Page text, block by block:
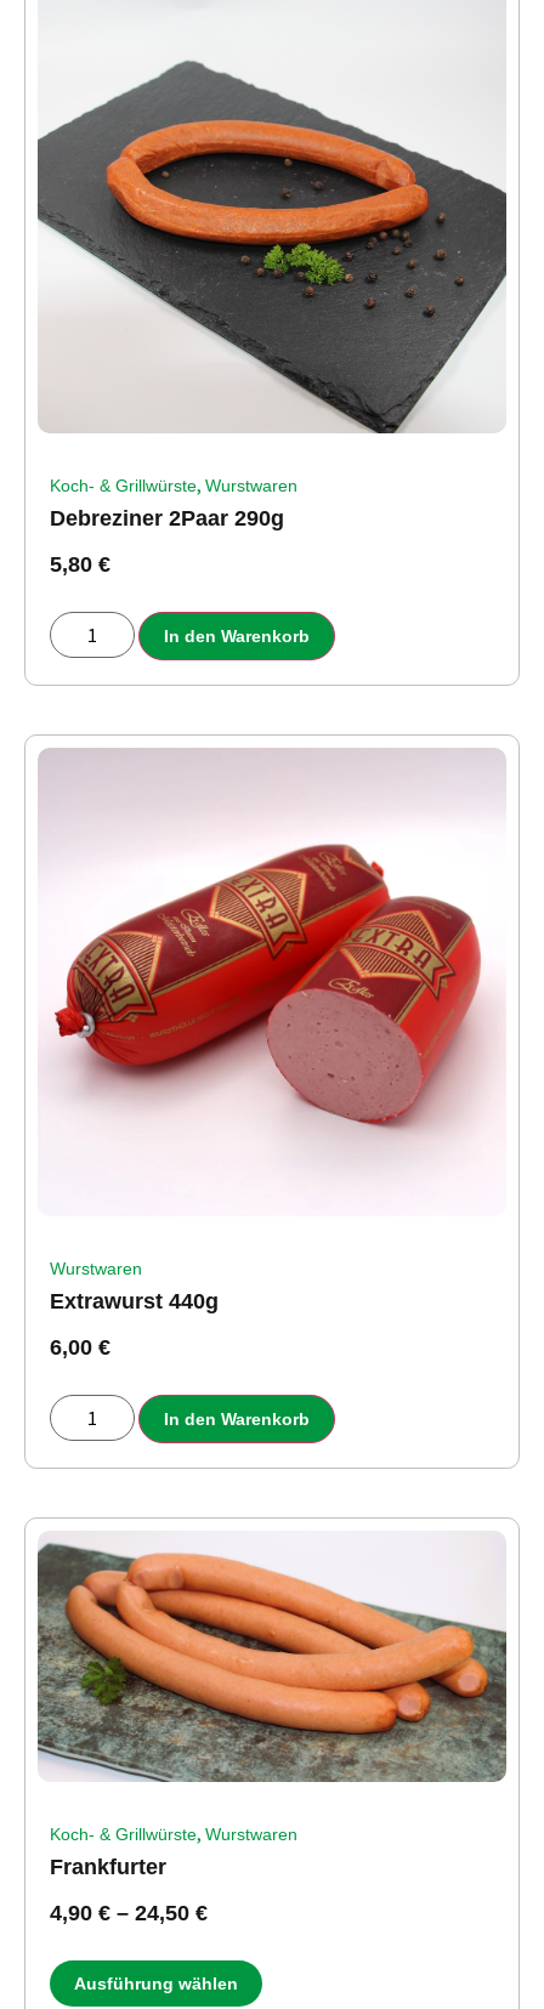
Koch- & Grillwürste, Wurstwaren
Debreziner 2Paar 290g
5,80 €
In den Warenkorb
Wurstwaren
Extrawurst 440g
6,00 €
In den Warenkorb
Koch- & Grillwürste, Wurstwaren
Frankfurter
4,90 € – 24,50 €
Ausführung wählen